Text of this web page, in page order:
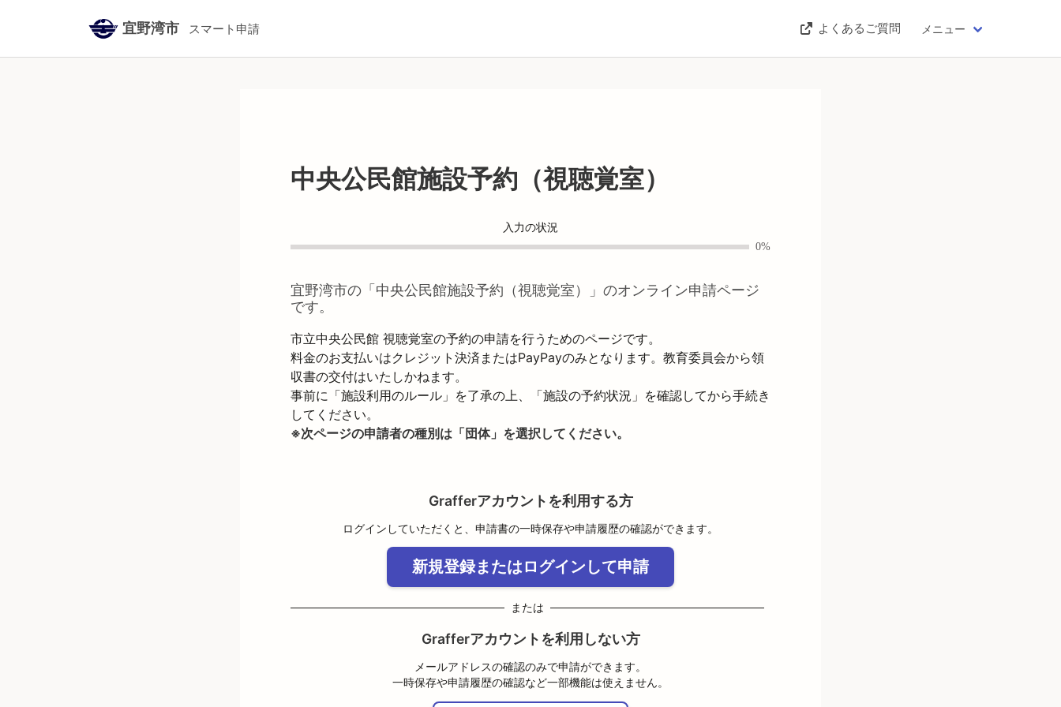
宜野湾市 スマート申請 よくあるご質問 メニュー
中央公民館施設予約（視聴覚室）
入力の状況
0%
宜野湾市の「 中央公民館施設予約（視聴覚室）
」のオンライン申請ページ
です。
市立中央公民館 視聴覚室の予約の申請を行うためのページです。
料金のお支払いはクレジット決済またはPayPayのみとなります。教育委員会から領
収書の交付はいたしかねます。
事前に「施設利用のルール」を了承の上、「施設の予約状況」を確認してから手続き
※次ページの申請者の種別は「団体」を選択してください。
Grafferアカウントを利用する方
ログインしていただくと、申請書の一時保存や申請履歴の確認ができます。
新規登録またはログインして申請
または
Grafferアカウントを利用しない方
メールアドレスの確認のみで申請ができます。
一時保存や申請履歴の確認など一部機能は使えません。